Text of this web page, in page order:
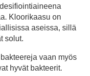
Kloorikaasu on
aseissa, sillä
solut.
vaan myös
hyvät bakteerit.